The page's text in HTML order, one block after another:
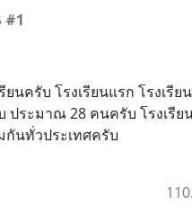
#1
ยนครับ โรงเรียนแรก โรงเรี
ประมาณ 28 คนครับ โรงเรีย
นทั่วประเทศครับ